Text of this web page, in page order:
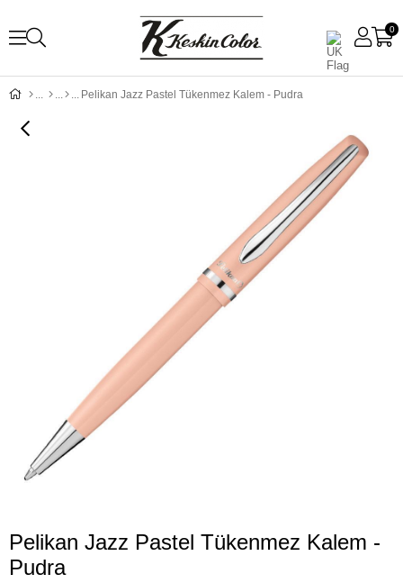
0
Pelikan Jazz Pastel Tükenmez Kalem - Pudra
Pelikan Jazz Pastel Tükenmez Kalem -
Pudra